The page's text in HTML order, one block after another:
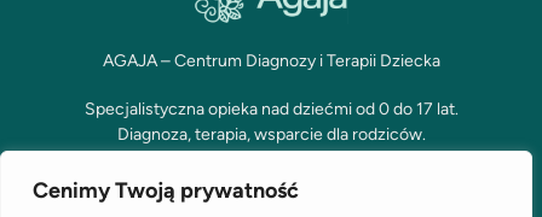
Cenimy Twoją prywatność
AGAJA – Centrum Diagnozy i Terapii Dziecka
Specjalistyczna opieka nad dziećmi od 0 do 17 lat.
Diagnoza, terapia, wsparcie dla rodziców.